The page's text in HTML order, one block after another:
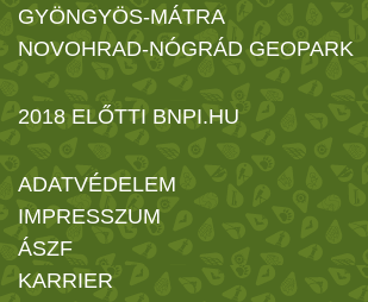
GYÖNGYÖS-MÁTRA
NOVOHRAD-NÓGRÁD GEOPARK
2018 ELŐTTI BNPI.HU
ADATVÉDELEM
IMPRESSZUM
ÁSZF
KARRIER